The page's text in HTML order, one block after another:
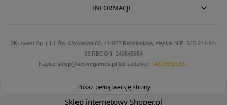
INFORMACJE
2K-Invest Sp. j. Ul. Św. Wojciecha 60, 41-922 Radzionków, śląskie NIP: 645-241-94-
33 REGON: 240545854
Napisz sklep@activegames.pl lub zadzwoń +48796521697
Pokaż pełną wersję strony
Sklep internetowy Shoper.pl